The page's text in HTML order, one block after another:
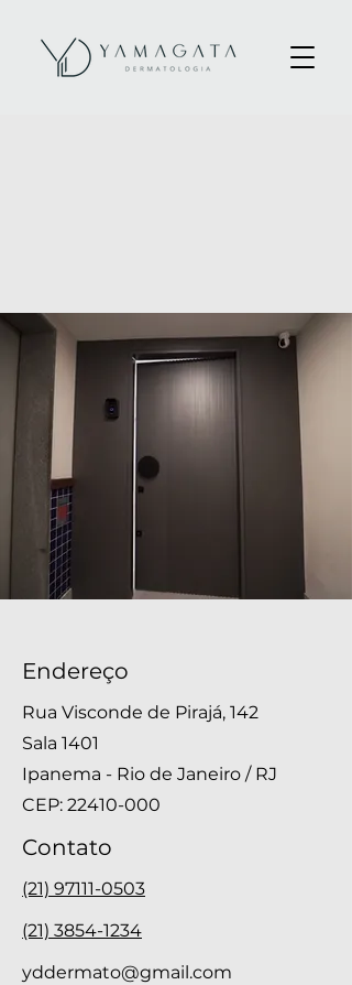
Endereço
Rua Visconde de Pirajá, 142
Sala 1401
Ipanema - Rio de Janeiro / RJ
CEP: 22410-000
Contato
(21) 97111-0503
(21) 3854-1234
yddermato@gmail.com